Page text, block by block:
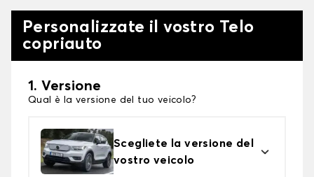
Personalizzate il vostro Telo
copriauto
1. Versione
Qual è la versione del tuo veicolo?
Scegliete la versione del
vostro veicolo